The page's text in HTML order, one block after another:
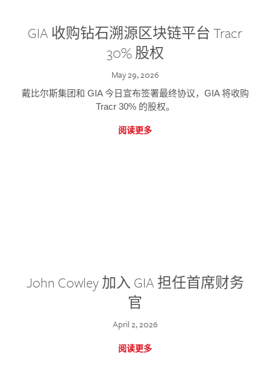
GIA 收购钻石溯源区块链平台 Tracr
30% 股权
May 29, 2026
戴比尔斯集团和 GIA 今日宣布签署最终协议，GIA 将收购
Tracr 30% 的股权。
阅读更多
John Cowley 加入 GIA 担任首席财务
官
April 2, 2026
阅读更多